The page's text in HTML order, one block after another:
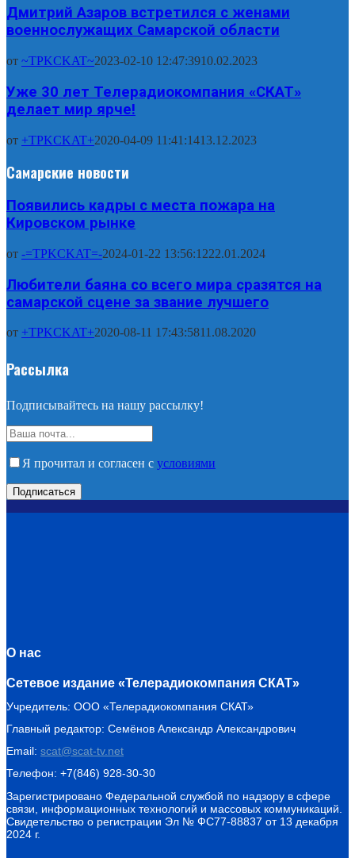
Дмитрий Азаров встретился с женами
военнослужащих Самарской области
от ~TPKCKAT~2023-02-10 12:47:3910.02.2023
Уже 30 лет Телерадиокомпания «СКАТ»
делает мир ярче!
от +TPKCKAT+2020-04-09 11:41:1413.12.2023
Самарские новости
Появились кадры с места пожара на
Кировском рынке
от -=TPKCKAT=-2024-01-22 13:56:1222.01.2024
Любители баяна со всего мира сразятся на
самарской сцене за звание лучшего
от +TPKCKAT+2020-08-11 17:43:5811.08.2020
Рассылка
Подписывайтесь на нашу рассылку!
Я прочитал и согласен с условиями
О нас
Сетевое издание «Телерадиокомпания СКАТ»
Учредитель: ООО «Телерадиокомпания СКАТ»
Главный редактор: Семёнов Александр Александрович
Email: scat@scat-tv.net
Телефон: +7(846) 928-30-30
Зарегистрировано Федеральной службой по надзору в сфере
связи, информационных технологий и массовых коммуникаций.
Свидетельство о регистрации Эл № ФС77-88837 от 13 декабря
2024 г.